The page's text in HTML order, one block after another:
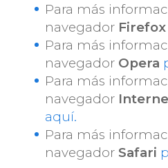
Para más
navegador Firefox
Para más
navegador Opera
Para más
navegador
aquí.
Para más
navegador Safari